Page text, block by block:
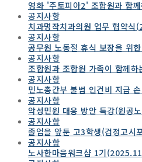
영화 '주토피아2' 조합원과 함
공지사항
치과명작치과의원 업무 협약
공지사항
공무원 노동절 휴식 보장을 위
공지사항
조합원과 조합원 가족이 함께
공지사항
민노총간부 불법 인건비 지급
공지사항
악성민원 대응 방안 특강(원공
공지사항
졸업을 앞둔 고3학생(검정고시
공지사항
노사한마음워크샵 1기